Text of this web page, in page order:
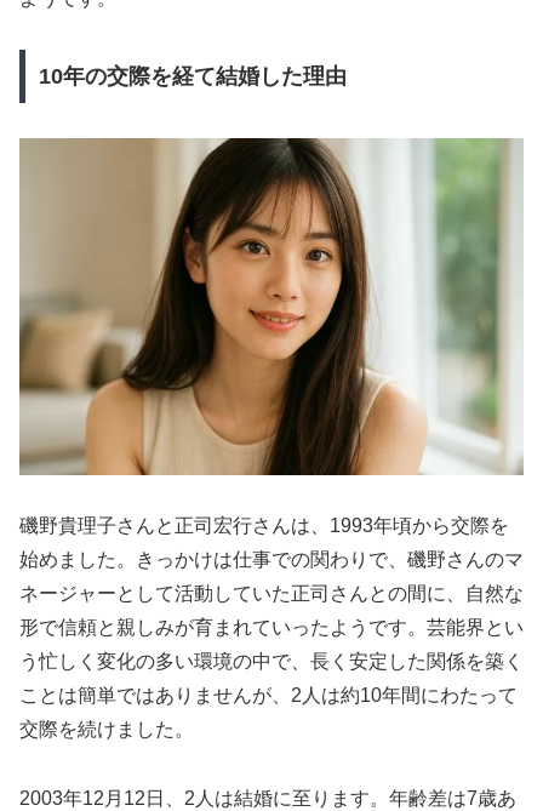
10年の交際を経て結婚した理由
磯野貴理子さんと正司宏行さんは、1993年頃から交際を
始めました。きっかけは仕事での関わりで、磯野さんのマ
ネージャーとして活動していた正司さんとの間に、自然な
形で信頼と親しみが育まれていったようです。芸能界とい
う忙しく変化の多い環境の中で、長く安定した関係を築く
ことは簡単ではありませんが、2人は約10年間にわたって
交際を続けました。
2003年12月12日、2人は結婚に至ります。年齢差は7歳あ